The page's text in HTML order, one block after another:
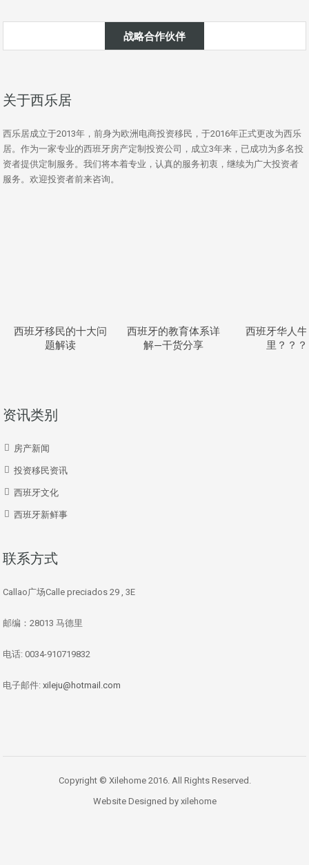
战略合作伙伴
关于西乐居
西乐居成立于2013年，前身为欧洲电商投资移民，于2016年正式更改为西乐
居。作为一家专业的西班牙房产定制投资公司，成立3年来，已成功为多名投
资者提供定制服务。我们将本着专业，认真的服务初衷，继续为广大投资者
服务。欢迎投资者前来咨询。
西班牙移民的十大问
题解读
西班牙的教育体系详
解—干货分享
西班牙华人
里？？？
资讯类别
房产新闻
投资移民资讯
西班牙文化
西班牙新鲜事
联系方式
Callao广场Calle preciados 29 , 3E
邮编：28013 马德里
电话: 0034-910719832
电子邮件: xileju@hotmail.com
Copyright © Xilehome 2016. All Rights Reserved.
Website Designed by xilehome